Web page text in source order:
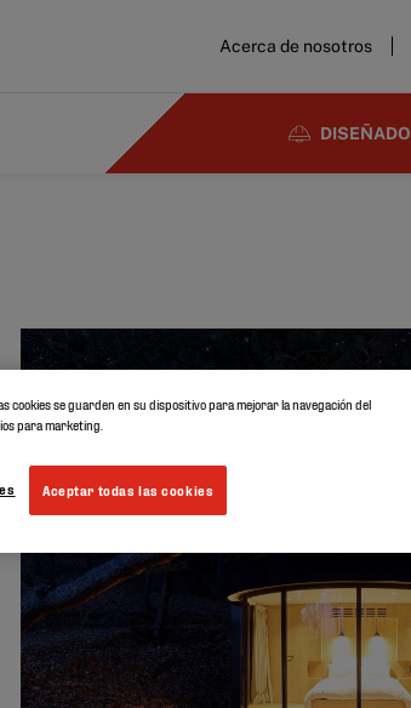
Acerca de nosotros
cookies se guarden en su dispositivo para mejorar la navegación del
para marketing.
Aceptar todas las cookies